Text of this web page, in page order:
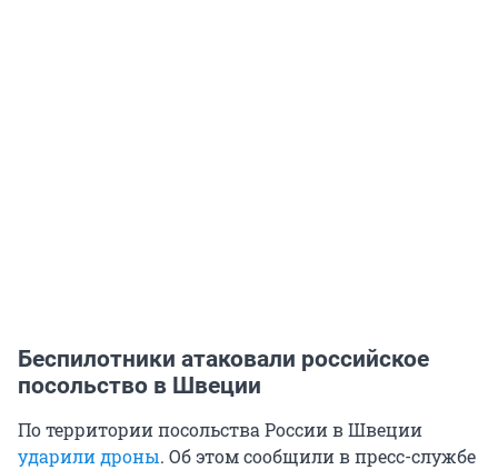
Беспилотники атаковали российское
посольство в Швеции
По территории посольства России в Швеции
ударили дроны. Об этом сообщили в пресс-службе